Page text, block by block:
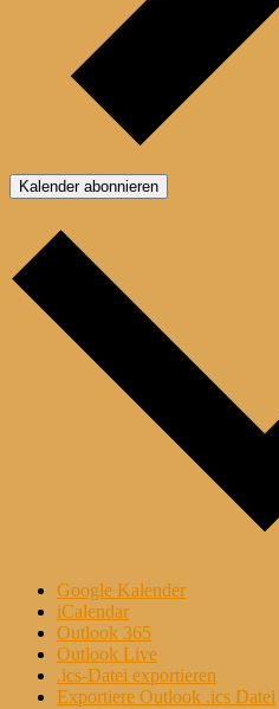
Kalender abonnieren
Google Kalender
iCalendar
Outlook 365
Outlook Live
.ics-Datei exportieren
Exportiere Outlook .ics Datei